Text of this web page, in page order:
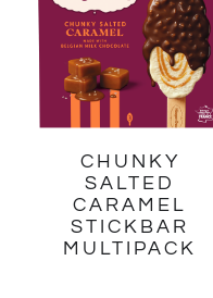
CHUNKY
SALTED
CARAMEL
STICKBAR
MULTIPACK